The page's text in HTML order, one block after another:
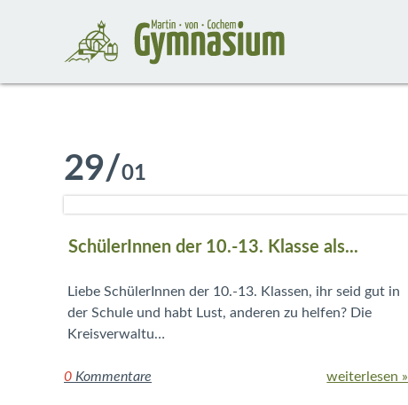
29/01
SchülerInnen der 10.-13. Klasse als...
Liebe SchülerInnen der 10.-13. Klassen, ihr seid gut in
der Schule und habt Lust, anderen zu helfen? Die
Kreisverwaltu…
0 Kommentare weiterlesen »